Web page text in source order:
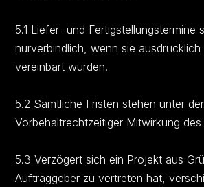
5.1 Liefer- und Fertigstellungstermine
nurverbindlich, wenn sie ausdrücklich
vereinbart wurden.
5.2 Sämtliche Fristen stehen unter
Vorbehaltrechtzeitiger Mitwirkung
5.3 Verzögert sich ein Projekt aus
Auftraggeber zu vertreten hat,